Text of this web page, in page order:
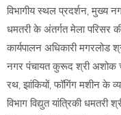
विभागीय स्थल प्रदर्शन, मुख्य
धमतरी के अंतर्गत मेला परिसर
कार्यपालन अधिकारी मगरलोड
नगर पंचायत कुरूद श्री अशोक
रथ, झांकियों, फॉगिंग मशीन के
विभाग विद्युत यांत्रिकी